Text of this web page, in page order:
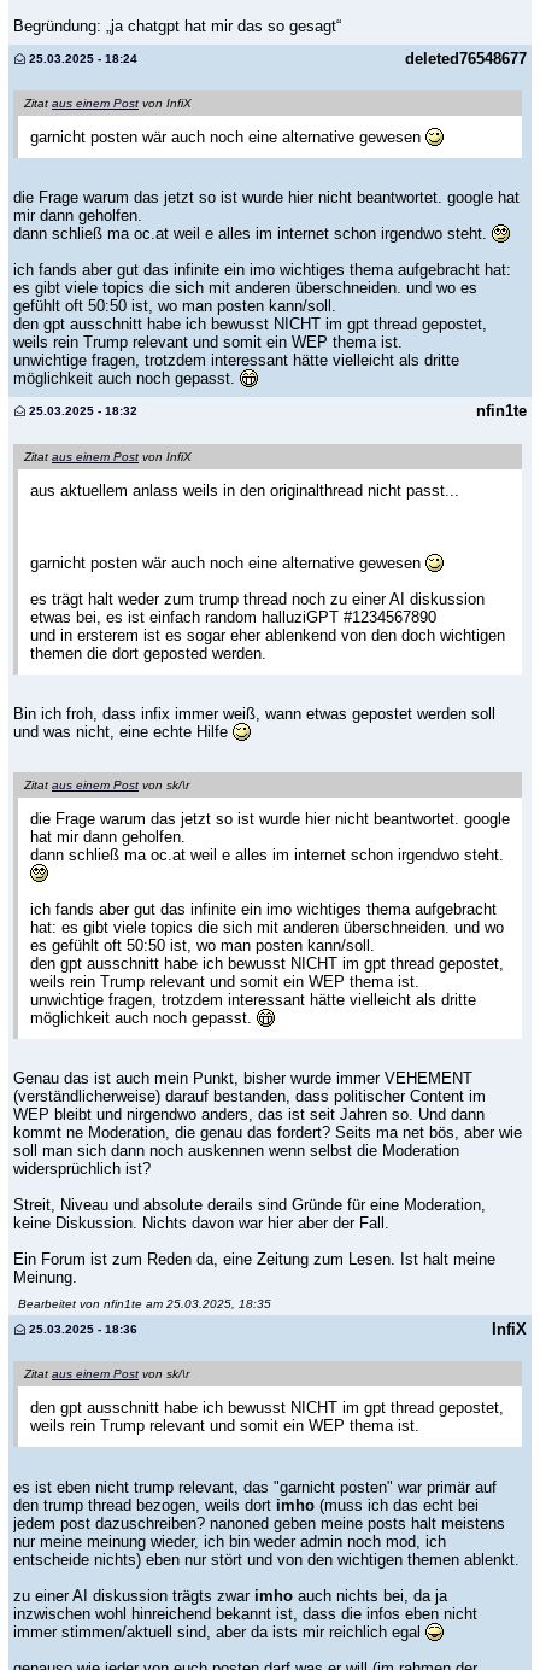
Begründung: „ja chatgpt hat mir das so gesagt“
deleted76548677
25.03.2025 - 18:24
Zitat aus einem Post von InfiX
garnicht posten wär auch noch eine alternative gewesen
die Frage warum das jetzt so ist wurde hier nicht beantwortet. google hat
mir dann geholfen.
dann schließ ma oc.at weil e alles im internet schon irgendwo steht.
ich fands aber gut das infinite ein imo wichtiges thema aufgebracht hat:
es gibt viele topics die sich mit anderen überschneiden. und wo es
gefühlt oft 50:50 ist, wo man posten kann/soll.
den gpt ausschnitt habe ich bewusst NICHT im gpt thread gepostet,
weils rein Trump relevant und somit ein WEP thema ist.
unwichtige fragen, trotzdem interessant hätte vielleicht als dritte
möglichkeit auch noch gepasst.
nfin1te
25.03.2025 - 18:32
Zitat aus einem Post von InfiX
aus aktuellem anlass weils in den originalthread nicht passt...
garnicht posten wär auch noch eine alternative gewesen
es trägt halt weder zum trump thread noch zu einer AI diskussion
etwas bei, es ist einfach random halluziGPT #1234567890
und in ersterem ist es sogar eher ablenkend von den doch wichtigen
themen die dort geposted werden.
Bin ich froh, dass infix immer weiß, wann etwas gepostet werden soll
und was nicht, eine echte Hilfe
Zitat aus einem Post von sk/\r
die Frage warum das jetzt so ist wurde hier nicht beantwortet. google
hat mir dann geholfen.
dann schließ ma oc.at weil e alles im internet schon irgendwo steht.
ich fands aber gut das infinite ein imo wichtiges thema aufgebracht
hat: es gibt viele topics die sich mit anderen überschneiden. und wo
es gefühlt oft 50:50 ist, wo man posten kann/soll.
den gpt ausschnitt habe ich bewusst NICHT im gpt thread gepostet,
weils rein Trump relevant und somit ein WEP thema ist.
unwichtige fragen, trotzdem interessant hätte vielleicht als dritte
möglichkeit auch noch gepasst.
Genau das ist auch mein Punkt, bisher wurde immer VEHEMENT
(verständlicherweise) darauf bestanden, dass politischer Content im
WEP bleibt und nirgendwo anders, das ist seit Jahren so. Und dann
kommt ne Moderation, die genau das fordert? Seits ma net bös, aber wie
soll man sich dann noch auskennen wenn selbst die Moderation
widersprüchlich ist?
Streit, Niveau und absolute derails sind Gründe für eine Moderation,
keine Diskussion. Nichts davon war hier aber der Fall.
Ein Forum ist zum Reden da, eine Zeitung zum Lesen. Ist halt meine
Meinung.
Bearbeitet von nfin1te am 25.03.2025, 18:35
InfiX
25.03.2025 - 18:36
Zitat aus einem Post von sk/\r
den gpt ausschnitt habe ich bewusst NICHT im gpt thread gepostet,
weils rein Trump relevant und somit ein WEP thema ist.
es ist eben nicht trump relevant, das "garnicht posten" war primär auf
den trump thread bezogen, weils dort imho (muss ich das echt bei
jedem post dazuschreiben? nanoned geben meine posts halt meistens
nur meine meinung wieder, ich bin weder admin noch mod, ich
entscheide nichts) eben nur stört und von den wichtigen themen ablenkt.
zu einer AI diskussion trägts zwar imho auch nichts bei, da ja
inzwischen wohl hinreichend bekannt ist, dass die infos eben nicht
immer stimmen/aktuell sind, aber da ists mir reichlich egal